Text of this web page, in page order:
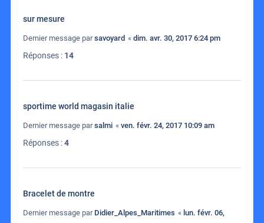
sur mesure
Dernier message parsavoyard « dim. avr. 30, 2017 6:24 pm
Réponses : 14
sportime world magasin italie
Dernier message parsalmi « ven. févr. 24, 2017 10:09 am
Réponses :4
Bracelet de montre
Dernier message par Didier_Alpes_Maritimes « lun. févr. 06,